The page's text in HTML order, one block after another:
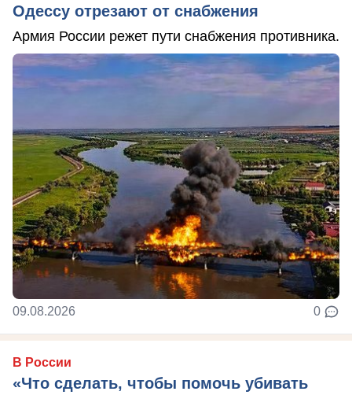
Одессу отрезают от снабжения
Армия России режет пути снабжения противника.
09.08.2026 0
В России
«Что сделать, чтобы помочь убивать